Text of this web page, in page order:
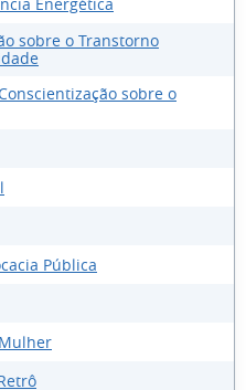
sobre o Transtorno
sobre o
Pública